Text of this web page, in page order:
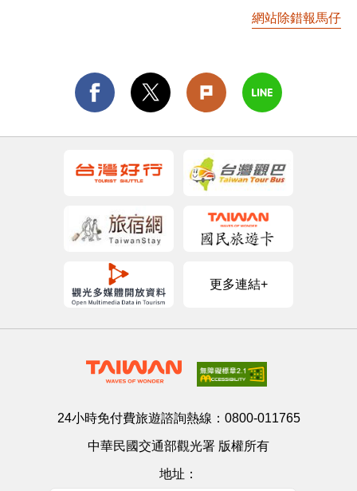
網站除錯報馬仔
更多連結+
24小時免付費旅遊諮詢熱線： 0800-011765
中華民國交通部觀光署 版權所有
地址：